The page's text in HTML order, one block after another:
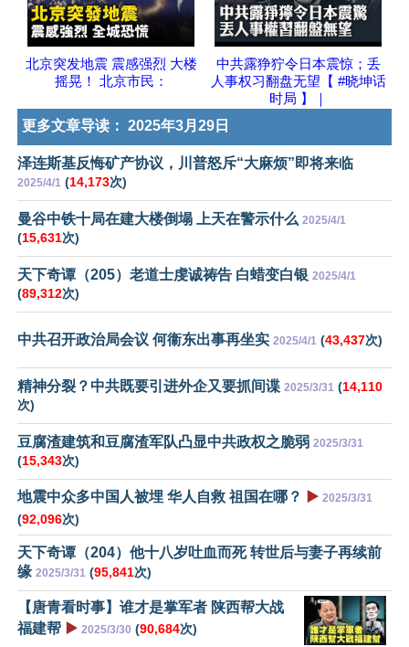
北京突发地震 震感强烈 大楼
摇晃！ 北京市民：
中共露狰狞令日本震惊；丢
人事权习翻盘无望【 #晓坤话
时局 】｜
更多文章导读： 2025年3月29日
泽连斯基反悔矿产协议，川普怒斥“大麻烦”即将来临
2025/4/1 (14,173次)
曼谷中铁十局在建大楼倒塌 上天在警示什么 2025/4/1
(15,631次)
天下奇谭（205）老道士虔诚祷告 白蜡变白银 2025/4/1
(89,312次)
中共召开政治局会议 何衞东出事再坐实 2025/4/1 (43,437次)
精神分裂？中共既要引进外企又要抓间谍 2025/3/31 (14,110
次)
豆腐渣建筑和豆腐渣军队凸显中共政权之脆弱 2025/3/31
(15,343次)
地震中众多中国人被埋 华人自救 祖国在哪？ ▶️ 2025/3/31
(92,096次)
天下奇谭（204）他十八岁吐血而死 转世后与妻子再续前
缘 2025/3/31 (95,841次)
【唐青看时事】谁才是掌军者 陕西帮大战
福建帮 ▶️ 2025/3/30 (90,684次)